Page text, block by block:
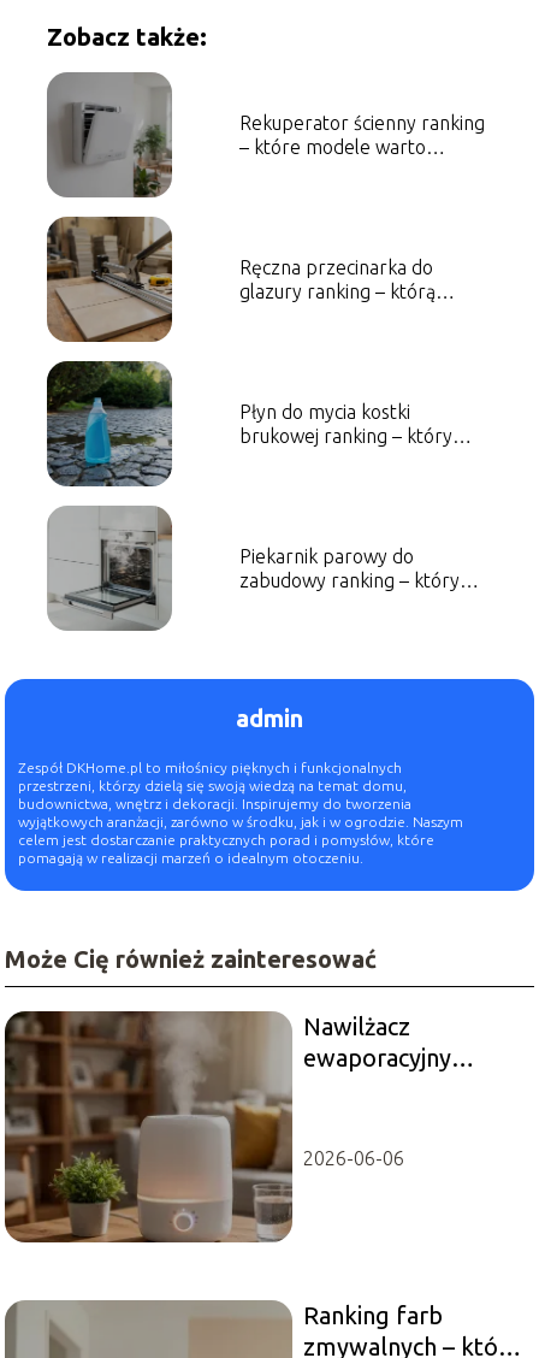
Zobacz także:
Rekuperator ścienny ranking
– które modele warto
Ręczna przecinarka do
glazury ranking – którą
Płyn do mycia kostki
brukowej ranking – który
Piekarnik parowy do
zabudowy ranking – który
admin
Zespół DKHome.pl to miłośnicy pięknych i funkcjonalnych
przestrzeni, którzy dzielą się swoją wiedzą na temat domu,
budownictwa, wnętrz i dekoracji. Inspirujemy do tworzenia
wyjątkowych aranżacji, zarówno w środku, jak i w ogrodzie. Naszym
celem jest dostarczanie praktycznych porad i pomysłów, które
pomagają w realizacji marzeń o idealnym otoczeniu.
Może Cię również zainteresować
Nawilżacz
ewaporacyjny
2026-06-06
Ranking farb
zmywalnych – które